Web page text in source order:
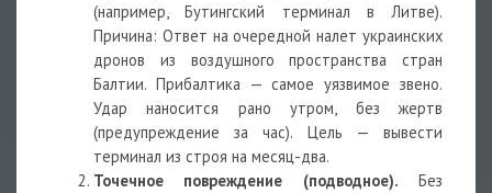
(например, Бутингский терминал в Литве).
Причина: Ответ на очередной налет украинских
дронов из воздушного пространства стран
Балтии. Прибалтика — самое уязвимое звено.
Удар наносится рано утром, без жертв
(предупреждение за час). Цель — вывести
терминал из строя на месяц-два.
Точечное повреждение (подводное).
Без